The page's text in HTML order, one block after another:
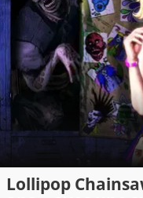
Lollipop